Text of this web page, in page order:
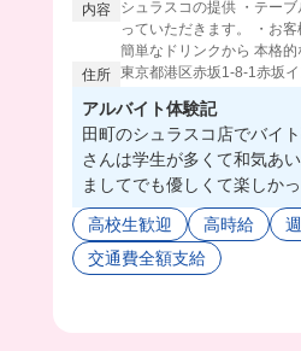
内容
シュラスコの提供 ・テー
っていただきます。 ・お
簡単なドリンクから 本格
住所 東京都港区赤坂1-8-1赤坂
アルバイト体験記
田町のシュラスコ店でバイ
さんは学生が多くて和気あ
ましてでも優しくて楽しか
で、初バイトも大歓迎だか
いで❣️
高校生歓迎 高時給
交通費全額支給